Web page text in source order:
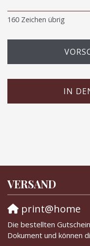
160 Zeichen übrig
IN
VERSAND
print@home
Die bestellten
Dokument und können